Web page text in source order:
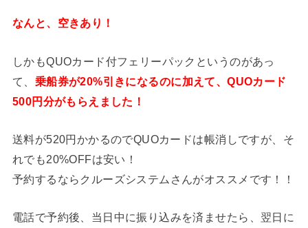
なんと、空きあり！
しかもQUOカード付フェリーパックというのがあっ
て、 乗船券が20%引きになるのに加えて、QUOカード
500円分がもらえました！
送料が520円かかるのでQUOカードは帳消しですが、そ
れでも20%OFFは安い！
予約するならクルーズシステムさんがオススメです！！
電話で予約後、当日中に振り込みを済ませたら、翌日に